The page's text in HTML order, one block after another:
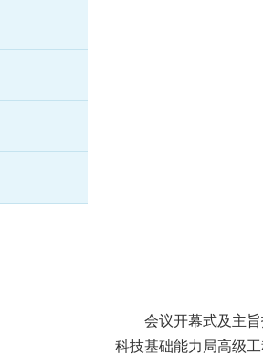
会议开幕式及主
科技基础能力局高级